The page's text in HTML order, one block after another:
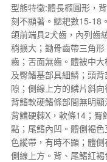
型態特徵:體長橢圓形，
刻不顯著。鰓耙數15-18
頜前端具2犬齒，內列齒
稍擴大；鋤骨齒帶三角
齒；舌面無齒。體被中
及臀鰭基部具細鱗；頭
隙；側線上方的鱗片斜
背鰭軟硬鰭條部間無明
背鰭硬棘X，軟條14；
點；尾鰭內凹。體側褐
色縱帶，有時不顯；體
側線上方。背、尾鰭紅褐